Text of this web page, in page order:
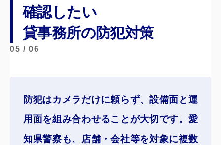
確認したい
貸事務所の防犯対策
05 / 06
防犯はカメラだけに頼らず、 設備面と運
用面を組み合わせることが大切です。愛
知県警察も、店舗・会社等を対象に複数